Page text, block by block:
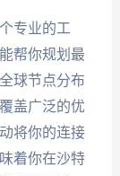
专业的工
帮你规划最
球节点分布
盖广泛的优
将你的连接
着你在沙特